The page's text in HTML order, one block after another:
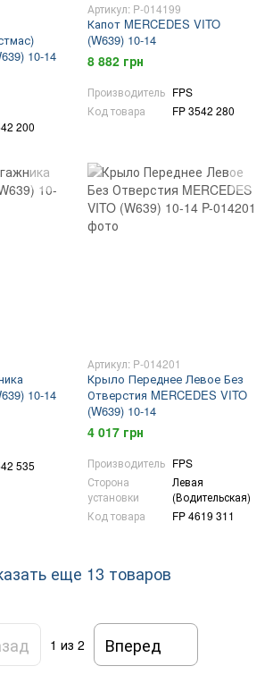
10-14
200
Артикул: P-014199
Капот MERCEDES VITO
(W639) 10-14
8 882 грн
Производитель FPS
Код товара
FP 3542 280
10-14
535
Артикул: P-014201
Крыло Переднее Левое Без
Отверстия MERCEDES VITO
(W639) 10-14
4 017 грн
Производитель FPS
Сторона
установки
Левая
(Водительская)
Код товара
FP 4619 311
еще 13 товаров
1 из 2 Вперед